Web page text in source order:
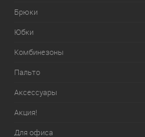
Брюки
Юбки
Комбинезоны
Пальто
Аксессуары
Акция!
Для офиса